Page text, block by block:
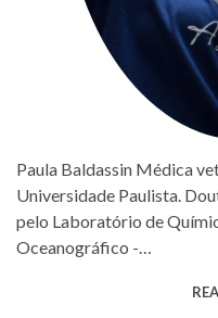
Paula Baldassin Médica
Universidade Paulista.
pelo Laboratório de
Oceanográfico -…